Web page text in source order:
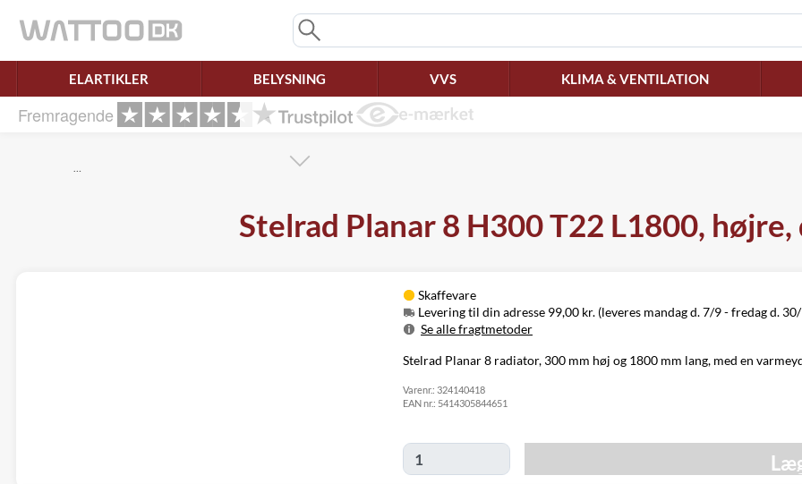
ELARTIKLER BELYSNING VVS KLIMA & VENTILATION
Fremragende
…
Stelrad Planar 8 H300 T22 L1800,
Skaffevare
Levering til din adresse 99,00 kr. (leveres mandag d. 7/9 - fredag d.
Se alle fragtmetoder
Metode
Pris
Leveres
din adresse
i Svenstrup
(9230)
Ikke muligt
Stelrad Planar 8 radiator, 300 mm høj og 1800 mm lang, med en
Varenr.: 324140418
EAN nr.: 5414305844651
Ret samtykke!